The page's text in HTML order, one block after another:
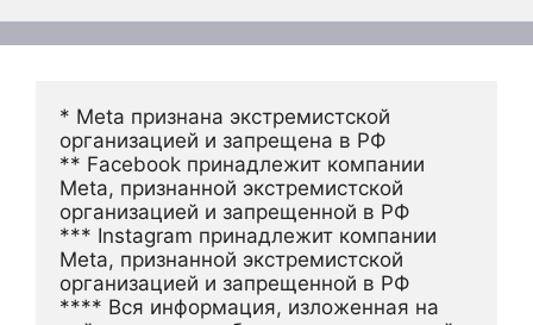
* Meta признана экстремистской
организацией и запрещена в РФ
** Facebook принадлежит компании
Meta, признанной экстремистской
организацией и запрещенной в РФ
*** Instagram принадлежит компании
Meta, признанной экстремистской
организацией и запрещенной в РФ
**** Вся информация, изложенная на